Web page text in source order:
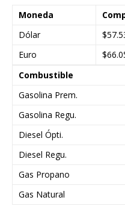
Moneda
Dólar
Euro
Combustible
Gasolina Prem.
Gasolina Regu.
Diesel Ópti.
Diesel Regu.
Gas Propano
Gas Natural